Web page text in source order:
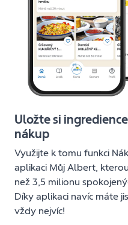
Uložte si
nákup
Využijte k tomu funkci
aplikaci Můj Albert,
než 3,5 milionu
Díky aplikaci navíc máte
vždy nejvíc!